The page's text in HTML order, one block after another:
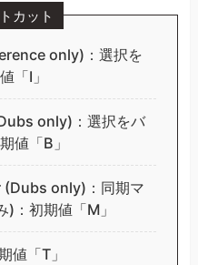
カット
only)：選択を
「I」
only)：選択をバ
値「B」
only)：同期マ
：初期値「M」
値「T」